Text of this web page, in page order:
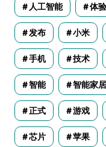
人工智能 体验
发布 小米
手机 技术
智能 智能家居
正式 游戏
芯片 苹果